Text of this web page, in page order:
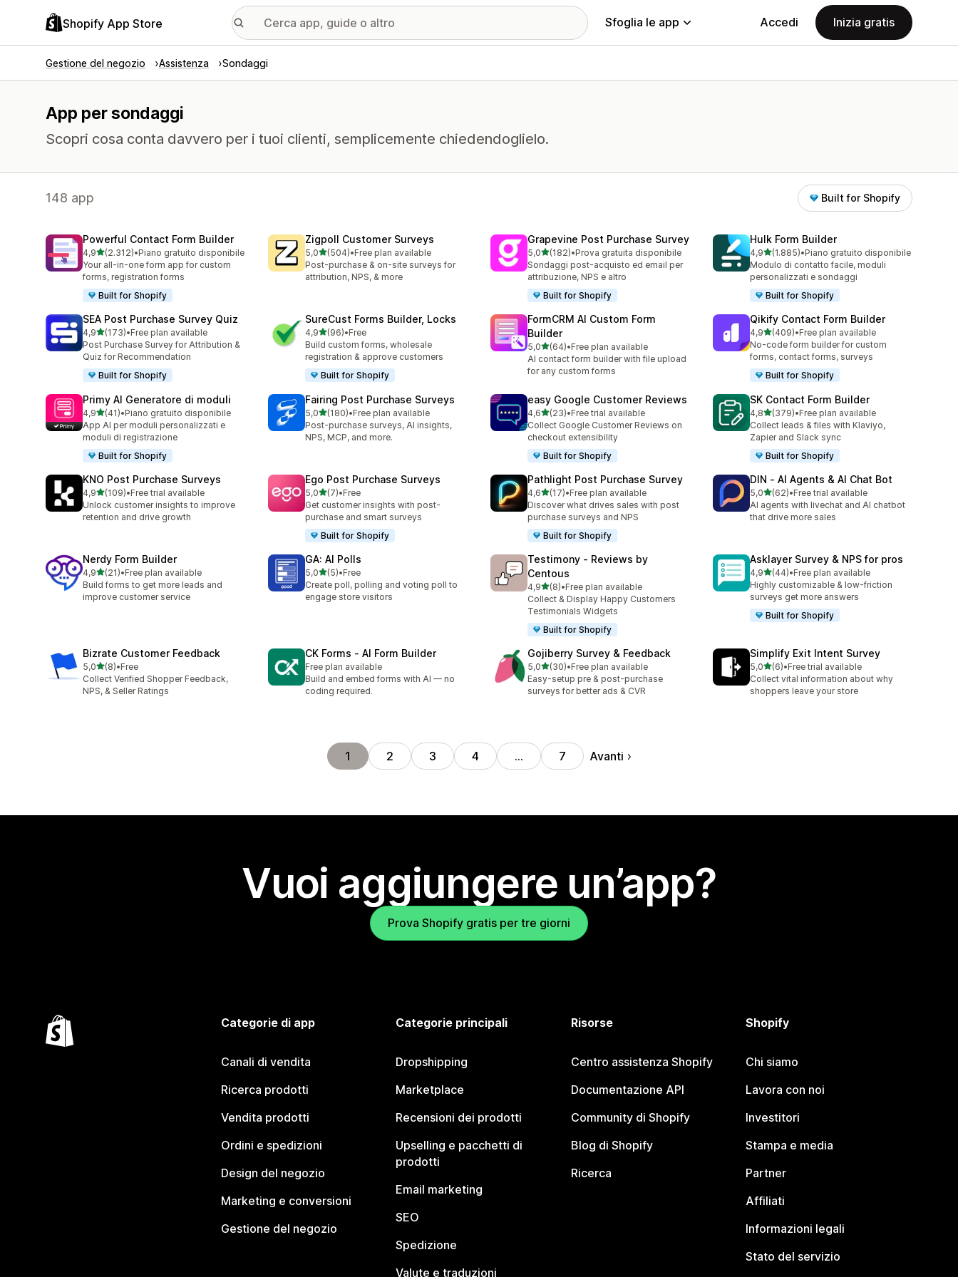
Shopify App Store Sfoglia le app Accedi Inizia gratis
Gestione del negozio Assistenza Sondaggi
App per sondaggi
Scopri cosa conta davvero per i tuoi clienti, semplicemente chiedendoglielo.
148 app Built for Shopify
Powerful Contact Form Builder
4,9stelle su 5
(2.312)
2312 recensioni totali
•Piano gratuito disponibile
Your all-in-one form app for custom
forms, registration forms
Built for Shopify
Zigpoll Customer Surveys
5,0stelle su 5
(504)
504 recensioni totali
•Free plan available
Post-purchase & on-site surveys for
attribution, NPS, & more
Grapevine Post Purchase Survey
5,0stelle su 5
(182)
182 recensioni totali
•Prova gratuita disponibile
Sondaggi post-acquisto ed email per
attribuzione, NPS e altro
Built for Shopify
Hulk Form Builder
4,9stelle su 5
(1.885)
1885 recensioni totali
•Piano gratuito disponibile
Modulo di contatto facile, moduli
personalizzati e sondaggi
Built for Shopify
SEA Post Purchase Survey Quiz
4,9stelle su 5
(173)
173 recensioni totali
•Free plan available
Post Purchase Survey for Attribution &
Quiz for Recommendation
Built for Shopify
SureCust Forms Builder, Locks
4,9stelle su 5
(96)
96 recensioni totali
•Free
Build custom forms, wholesale
registration & approve customers
Built for Shopify
FormCRM AI Custom Form
Builder
5,0stelle su 5
(64)
64 recensioni totali
•Free plan available
AI contact form builder with file upload
for any custom forms
Qikify Contact Form Builder
4,9stelle su 5
(409)
409 recensioni totali
•Free plan available
No-code form builder for custom
forms, contact forms, surveys
Built for Shopify
Primy AI Generatore di moduli
4,9stelle su 5
(41)
41 recensioni totali
•Piano gratuito disponibile
App AI per moduli personalizzati e
moduli di registrazione
Built for Shopify
Fairing Post Purchase Surveys
5,0stelle su 5
(180)
180 recensioni totali
•Free plan available
Post-purchase surveys, AI insights,
NPS, MCP, and more.
easy Google Customer Reviews
4,6stelle su 5
(23)
23 recensioni totali
•Free trial available
Collect Google Customer Reviews on
checkout extensibility
Built for Shopify
SK Contact Form Builder
4,8stelle su 5
(379)
379 recensioni totali
•Free plan available
Collect leads & files with Klaviyo,
Zapier and Slack sync
Built for Shopify
KNO Post Purchase Surveys
4,9stelle su 5
(109)
109 recensioni totali
•Free trial available
Unlock customer insights to improve
retention and drive growth
Ego Post Purchase Surveys
5,0stelle su 5
(7)
7 recensioni totali
•Free
Get customer insights with post-
purchase and smart surveys
Built for Shopify
Pathlight Post Purchase Survey
4,6stelle su 5
(17)
17 recensioni totali
•Free plan available
Discover what drives sales with post
purchase surveys and NPS
Built for Shopify
DIN ‑ AI Agents & AI Chat Bot
5,0stelle su 5
(62)
62 recensioni totali
•Free trial available
AI agents with livechat and AI chatbot
that drive more sales
Nerdy Form Builder
4,9stelle su 5
(21)
21 recensioni totali
•Free plan available
Build forms to get more leads and
improve customer service
GA: AI Polls
5,0stelle su 5
(5)
5 recensioni totali
•Free
Create poll, polling and voting poll to
engage store visitors
Testimony ‑ Reviews by
Centous
4,9stelle su 5
(8)
8 recensioni totali
•Free plan available
Collect & Display Happy Customers
Testimonials Widgets
Built for Shopify
Asklayer Survey & NPS for pros
4,9stelle su 5
(44)
44 recensioni totali
•Free plan available
Highly customizable & low-friction
surveys get more answers
Built for Shopify
Bizrate Customer Feedback
5,0stelle su 5
(8)
8 recensioni totali
•Free
Collect Verified Shopper Feedback,
NPS, & Seller Ratings
CK Forms ‑ AI Form Builder
Free plan available
Build and embed forms with AI — no
coding required.
Gojiberry Survey & Feedback
5,0stelle su 5
(30)
30 recensioni totali
•Free plan available
Easy-setup pre & post-purchase
surveys for better ads & CVR
Simplify Exit Intent Survey
5,0stelle su 5
(6)
6 recensioni totali
•Free trial available
Collect vital information about why
shoppers leave your store
1 2 3 4 … 7 Avanti
Vuoi aggiungere un’app?
Prova Shopify gratis per tre giorni
Categorie di app
Canali di vendita
Ricerca prodotti
Vendita prodotti
Ordini e spedizioni
Design del negozio
Marketing e conversioni
Gestione del negozio
Categorie principali
Dropshipping
Marketplace
Recensioni dei prodotti
Upselling e pacchetti di
prodotti
Email marketing
SEO
Spedizione
Valute e traduzioni
Risorse
Centro assistenza Shopify
Documentazione API
Community di Shopify
Blog di Shopify
Ricerca
Shopify
Chi siamo
Lavora con noi
Investitori
Stampa e media
Partner
Affiliati
Informazioni legali
Stato del servizio